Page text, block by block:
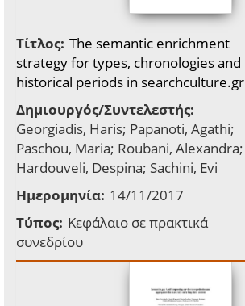
Τίτλος: The semantic enrichment
strategy for types, chronologies and
historical periods in searchculture.gr
Δημιουργός/Συντελεστής:
Georgiadis, Haris; Papanoti, Agathi;
Paschou, Maria; Roubani, Alexandra;
Hardouveli, Despina; Sachini, Evi
Ημερομηνία: 14/11/2017
Τύπος: Κεφάλαιο σε πρακτικά
συνεδρίου